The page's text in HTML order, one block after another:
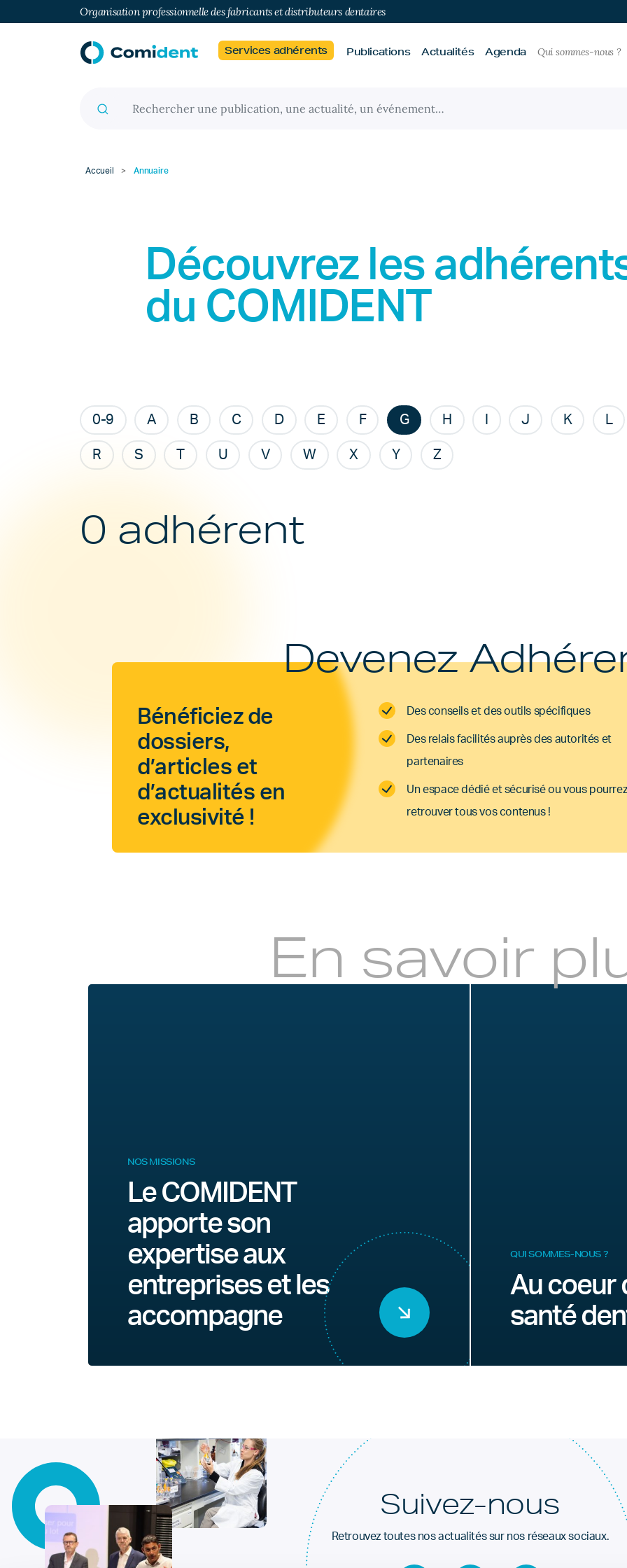
Organisation professionnelle des fabricants et distributeurs dentaires
Services adhérents Publications Actualités Agenda Qui sommes-nous ?
Accueil > Annuaire
Découvrez les
du COMIDENT
0-9 A B C D E F G H J K L
R S U V W X Y Z
0 adhérent
Devenez
Bénéficiez de
dossiers,
d’articles et
d’actualités en
exclusivité !
Des conseils et des outils spécifiques
Des relais facilités auprès des autorités et
partenaires
Un espace dédié et sécurisé ou vous pourrez
retrouver tous vos contenus !
En savoir
NOS MISSIONS
Le COMIDENT
apporte son
expertise aux
entreprises et les
accompagne
QUI SOMMES-NOUS ?
Au coeur
santé
Suivez-nous
Retrouvez toutes nos actualités sur nos réseaux sociaux.